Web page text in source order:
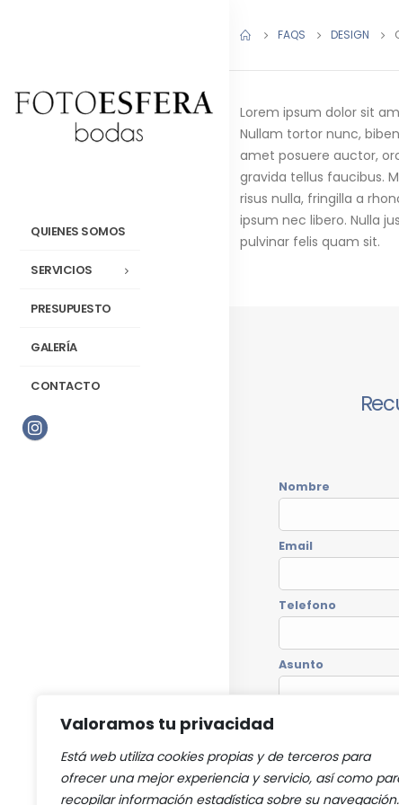
Valoramos tu privacidad
Está web utiliza cookies propias y de terceros para
ofrecer una mejor experiencia y servicio, así como
recopilar información estadística sobre su navegación.
QUIENES SOMOS
SERVICIOS
PRESUPUESTO
GALERÍA
CONTACTO
FAQS DESIGN
Lorem ipsum dolor sit
Nullam tortor nunc,
amet posuere auctor,
gravida tellus faucibus.
risus nulla, fringilla a
ipsum nec libero. Nulla
pulvinar felis quam sit.
Nombre
Email
Telefono
Asunto